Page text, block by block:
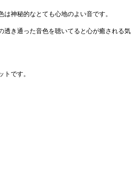
神秘的なとても心地のよい音です。
透き通った音色を聴いてると心が癒される気
トです。